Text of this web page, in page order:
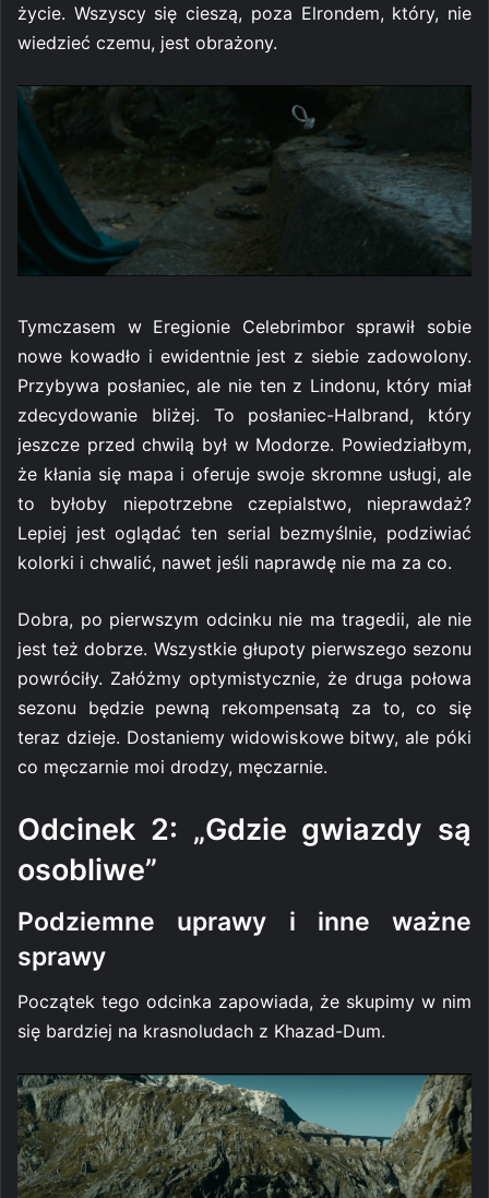
życie. Wszyscy się cieszą, poza Elrondem, który, nie
wiedzieć czemu, jest obrażony.
Tymczasem w Eregionie Celebrimbor sprawił sobie
nowe kowadło i ewidentnie jest z siebie zadowolony.
Przybywa posłaniec, ale nie ten z Lindonu, który miał
zdecydowanie bliżej. To posłaniec-Halbrand, który
jeszcze przed chwilą był w Modorze. Powiedziałbym,
że kłania się mapa i oferuje swoje skromne usługi, ale
to byłoby niepotrzebne czepialstwo, nieprawdaż?
Lepiej jest oglądać ten serial bezmyślnie, podziwiać
kolorki i chwalić, nawet jeśli naprawdę nie ma za co.
Dobra, po pierwszym odcinku nie ma tragedii, ale nie
jest też dobrze. Wszystkie głupoty pierwszego sezonu
powróciły. Załóżmy optymistycznie, że druga połowa
sezonu będzie pewną rekompensatą za to, co się
teraz dzieje. Dostaniemy widowiskowe bitwy, ale póki
co męczarnie moi drodzy, męczarnie.
Odcinek 2: „Gdzie gwiazdy są
osobliwe”
Podziemne uprawy i inne ważne
sprawy
Początek tego odcinka zapowiada, że skupimy w nim
się bardziej na krasnoludach z Khazad-Dum.